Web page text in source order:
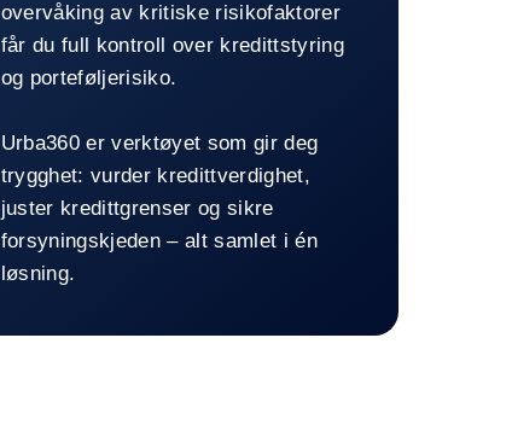
overvåking av kritiske risikofaktorer
får du full kontroll over kredittstyring
og porteføljerisiko.
Urba360 er verktøyet som gir deg
trygghet: vurder kredittverdighet,
juster kredittgrenser og sikre
forsyningskjeden – alt samlet i én
løsning.